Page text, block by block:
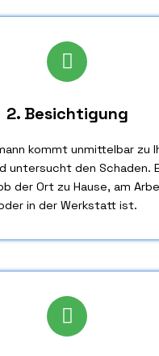
2. Besichtigung
kommt unmittelbar zu
untersucht den Schaden.
der Ort zu Hause, am
in der Werkstatt ist.